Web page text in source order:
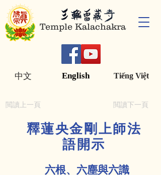
Temple Kalachakra
English Tiếng Việt
中文
閲讀上一頁 閲讀下一頁
釋蓮央金剛上師法
語開示
六根、六塵與六識